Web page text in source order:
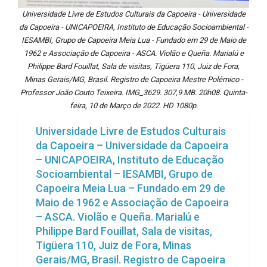
Universidade Livre de Estudos Culturais da Capoeira - Universidade
da Capoeira - UNICAPOEIRA, Instituto de Educação Socioambiental -
IESAMBI, Grupo de Capoeira Meia Lua - Fundado em 29 de Maio de
1962 e Associação de Capoeira - ASCA. Violão e Queña. Marialú e
Philippe Bard Fouillat, Sala de visitas, Tigüera 110, Juiz de Fora,
Minas Gerais/MG, Brasil. Registro de Capoeira Mestre Polêmico -
Professor João Couto Teixeira. IMG_3629. 307,9 MB. 20h08. Quinta-
feira, 10 de Março de 2022. HD 1080p.
Universidade Livre de Estudos Culturais
da Capoeira – Universidade da Capoeira
– UNICAPOEIRA, Instituto de Educação
Socioambiental – IESAMBI, Grupo de
Capoeira Meia Lua – Fundado em 29 de
Maio de 1962 e Associação de Capoeira
– ASCA. Violão e Queña. Marialú e
Philippe Bard Fouillat, Sala de visitas,
Tigüera 110, Juiz de Fora, Minas
Gerais/MG, Brasil. Registro de Capoeira